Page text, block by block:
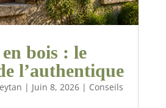
bois : le
l’authentique
| Juin 8, 2026| Conseils